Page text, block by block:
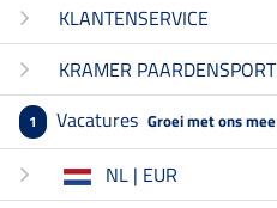
KLANTENSERVICE
KRAMER PAARDENSPORT
1 Vacatures Groei met ons mee
NL | EUR